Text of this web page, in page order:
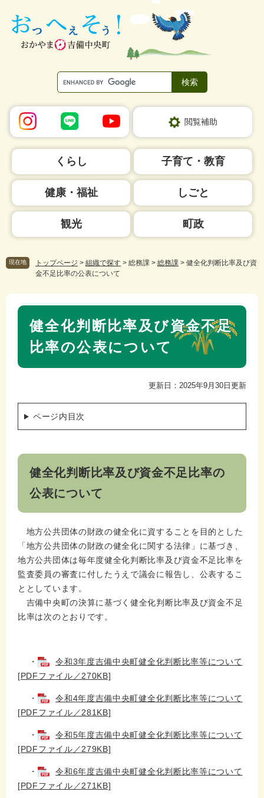
閲覧補助
くらし 子育て・教育
健康・福祉 しごと
観光 町政
現在地 トップページ > 組織で探す > 総務課 > 総務課 > 健全化判断比率及び資
金不足比率の公表について
本
健全化判断比率及び資金不足
比率の公表について
更新日：2025年9月30日更新
ページ内目次
健全化判断比率及び資金不足比率の
公表について
地方公共団体の財政の健全化に資することを目的とした
「地方公共団体の財政の健全化に関する法律」に基づき、
地方公共団体は毎年度健全化判断比率及び資金不足比率を
監査委員の審査に付したうえで議会に報告し、公表するこ
ととしています。
吉備中央町の決算に基づく健全化判断比率及び資金不足
比率は次のとおりです。
・
令和3年度吉備中央町健全化判断比率等について
[PDFファイル／270KB]
・
令和4年度吉備中央町健全化判断比率等について
[PDFファイル／281KB]
・
令和5年度吉備中央町健全化判断比率等について
[PDFファイル／279KB]
・
令和6年度吉備中央町健全化判断比率等について
[PDFファイル／271KB]